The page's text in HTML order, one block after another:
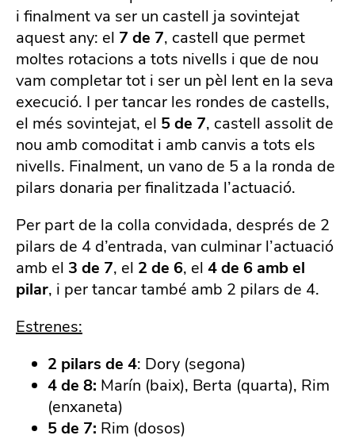
i finalment va ser un castell ja sovintejat
aquest any: el 7 de 7, castell que permet
moltes rotacions a tots nivells i que de nou
vam completar tot i ser un pèl lent en la seva
execució. I per tancar les rondes de castells,
el més sovintejat, el 5 de 7, castell assolit de
nou amb comoditat i amb canvis a tots els
nivells. Finalment, un vano de 5 a la ronda de
pilars donaria per finalitzada l’actuació.
Per part de la colla convidada, després de 2
pilars de 4 d’entrada, van culminar l’actuació
amb el 3 de 7, el 2 de 6, el 4 de 6 amb el
pilar, i per tancar també amb 2 pilars de 4.
Estrenes:
2 pilars de 4: Dory (segona)
4 de 8: Marín (baix), Berta (quarta), Rim
(enxaneta)
5 de 7: Rim (dosos)